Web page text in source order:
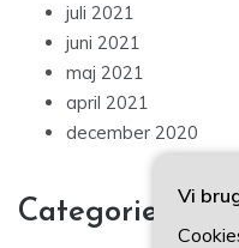
juli 2021
juni 2021
maj 2021
april 2021
december 2020
Categories
Vi